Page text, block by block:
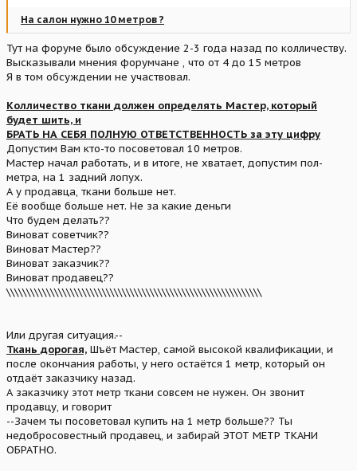
На салон нужно 10 метров ?
Тут на форуме было обсуждение 2-3 года назад по колличеству.
Высказывали мнения форумчане , что от 4 до 15 метров
Я в том обсуждении не участвовал.
Колличество ткани должен определять Мастер, который
будет шить, и
БРАТЬ НА СЕБЯ ПОЛНУЮ ОТВЕТСТВЕННОСТЬ за эту цифру
Допустим Вам кто-то посоветовал 10 метров.
Мастер начал работать, и в итоге, не хватает, допустим пол-
метра, на 1 задний лопух.
А у продавца, ткани больше нет.
Её вообще больше нет. Не за какие деньги
Что будем делать??
Виноват советчик??
Виноват Мастер??
Виноват заказчик??
Виноват продавец??
\\\\\\\\\\\\\\\\\\\\\\\\\\\\\\\\\\\\\\\\\\\\\\\\\\\\\\\\\\\\\\\\
Или другая ситуация.--
Ткань дорогая, Шъёт Мастер, самой высокой квалификации, и
после окончания работы, у него остаётся 1 метр, который он
отдаёт заказчику назад.
А заказчику этот метр ткани совсем не нужен. Он звонит
продавцу, и говорит
--Зачем ты посоветовал купить на 1 метр больше?? Ты
недобросовестный продавец, и забирай ЭТОТ МЕТР ТКАНИ
ОБРАТНО.